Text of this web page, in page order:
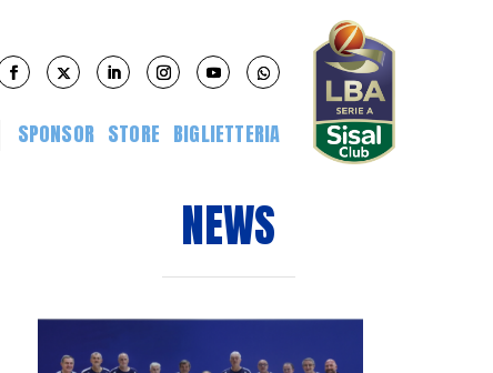
SPONSOR STORE BIGLIETTERIA
NEWS